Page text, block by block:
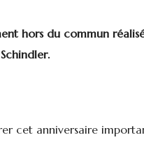
hors du commun
cet anniversaire